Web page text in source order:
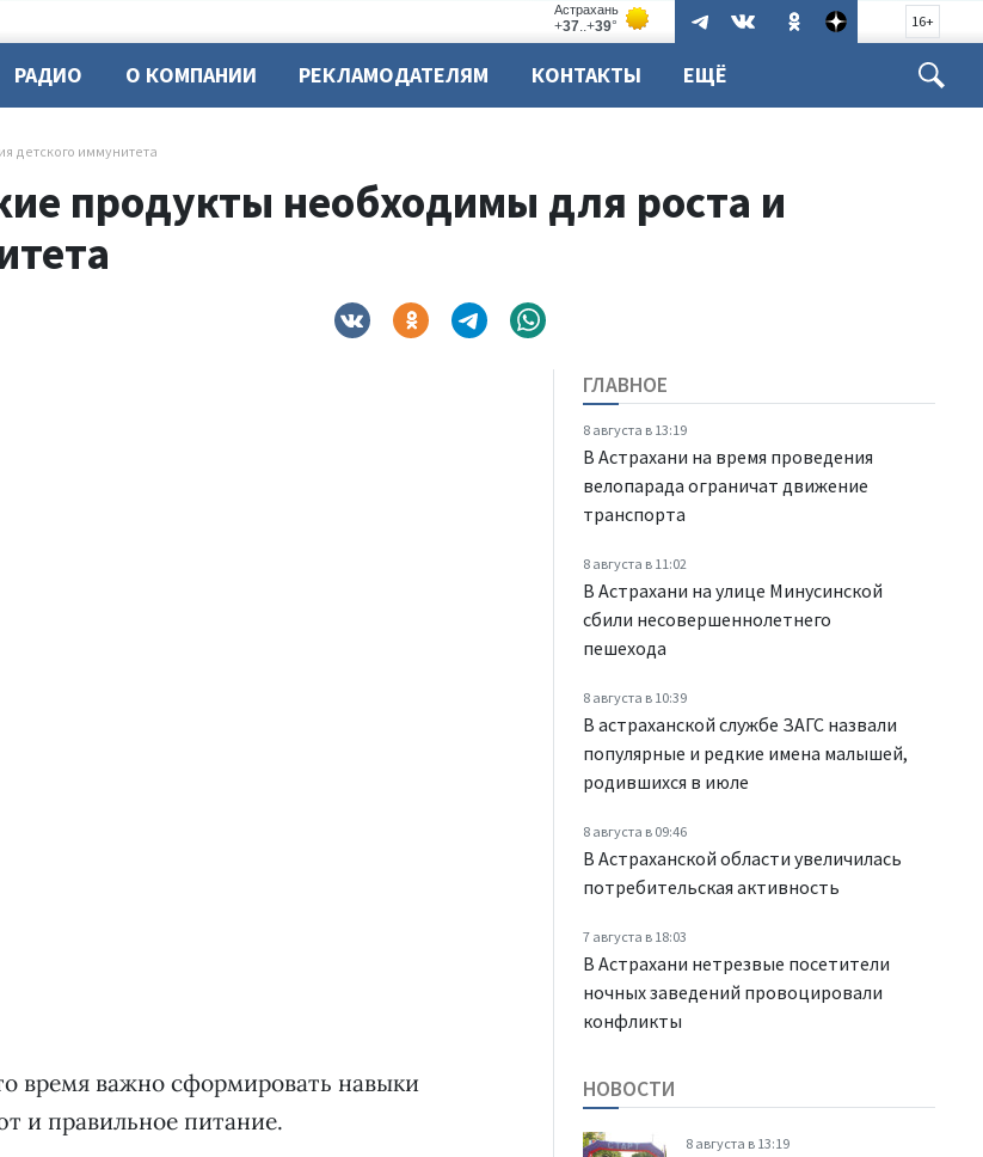
16+
РАДИО О КОМПАНИИ РЕКЛАМОДАТЕЛЯМ КОНТАКТЫ ЕЩЁ
детского иммунитета
продукты необходимы для роста и
ГЛАВНОЕ
8 августа в 13:19
В Астрахани на время проведения
велопарада ограничат движение
транспорта
8 августа в 11:02
В Астрахани на улице Минусинской
сбили несовершеннолетнего
пешехода
8 августа в 10:39
В астраханской службе ЗАГС назвали
популярные и редкие имена малышей,
родившихся в июле
8 августа в 09:46
В Астраханской области увеличилась
потребительская активность
7 августа в 18:03
В Астрахани нетрезвые посетители
ночных заведений провоцировали
конфликты
время важно сформировать навыки
и правильное питание.
НОВОСТИ
8 августа в 13:19